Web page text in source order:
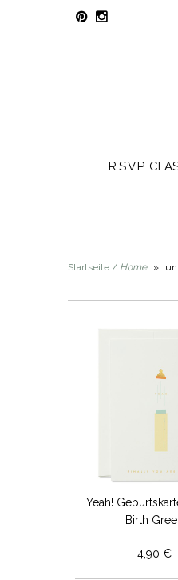
R.S.V.P.
Startseite / Home »
Yeah!
Birth Gree...
4,90 €